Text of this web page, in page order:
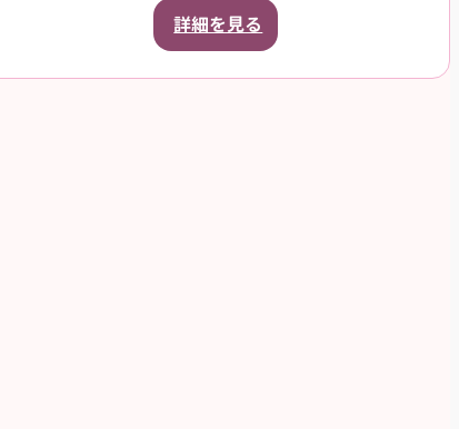
のニーズや 反応の集約活動も行います。
《～入社後について～》 入社時における導入研修
詳細を見る